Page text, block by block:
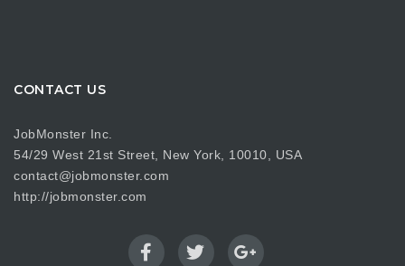
CONTACT US
JobMonster Inc.
54/29 West 21st Street, New York, 10010, USA
contact@jobmonster.com
http://jobmonster.com